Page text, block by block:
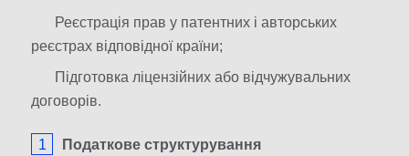
Реєстрація прав у патентних і авторських
реєстрах відповідної країни;
Підготовка ліцензійних або відчужувальних
договорів.
Податкове структурування